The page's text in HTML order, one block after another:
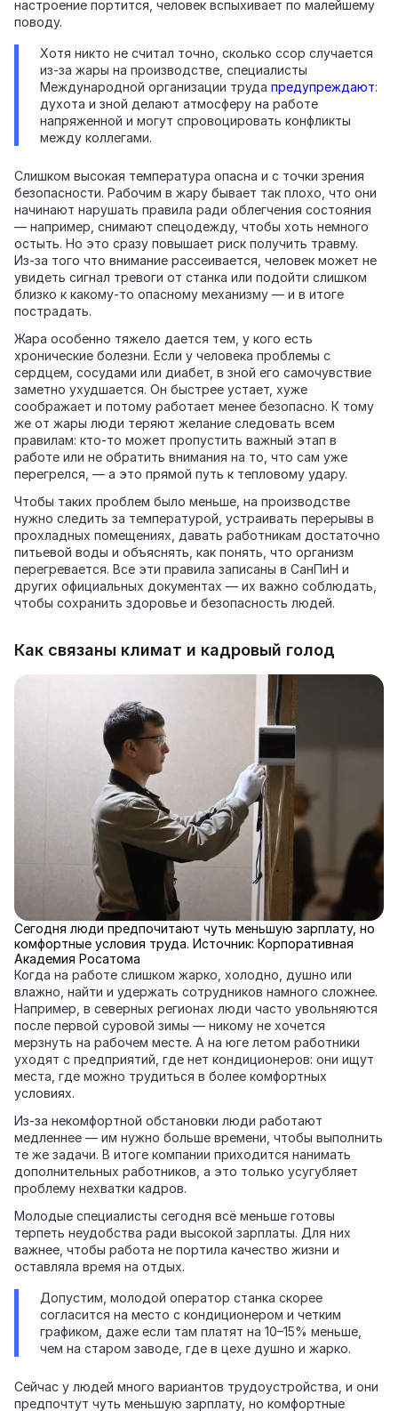
настроение портится, человек вспыхивает по малейшему
поводу.
Хотя никто не считал точно, сколько ссор случается
из‑за жары на производстве, специалисты
Международной организации труда предупреждают:
духота и зной делают атмосферу на работе
напряженной и могут спровоцировать конфликты
между коллегами.
Слишком высокая температура опасна и с точки зрения
безопасности. Рабочим в жару бывает так плохо, что они
начинают нарушать правила ради облегчения состояния
— например, снимают спецодежду, чтобы хоть немного
остыть. Но это сразу повышает риск получить травму.
Из‑за того что внимание рассеивается, человек может не
увидеть сигнал тревоги от станка или подойти слишком
близко к какому‑то опасному механизму — и в итоге
пострадать.
Жара особенно тяжело дается тем, у кого есть
хронические болезни. Если у человека проблемы с
сердцем, сосудами или диабет, в зной его самочувствие
заметно ухудшается. Он быстрее устает, хуже
соображает и потому работает менее безопасно. К тому
же от жары люди теряют желание следовать всем
правилам: кто‑то может пропустить важный этап в
работе или не обратить внимания на то, что сам уже
перегрелся, — а это прямой путь к тепловому удару.
Чтобы таких проблем было меньше, на производстве
нужно следить за температурой, устраивать перерывы в
прохладных помещениях, давать работникам достаточно
питьевой воды и объяснять, как понять, что организм
перегревается. Все эти правила записаны в СанПиН и
других официальных документах — их важно соблюдать,
чтобы сохранить здоровье и безопасность людей.
Как связаны климат и кадровый голод
Сегодня люди предпочитают чуть меньшую зарплату, но
комфортные условия труда. Источник: Корпоративная
Академия Росатома
Когда на работе слишком жарко, холодно, душно или
влажно, найти и удержать сотрудников намного сложнее.
Например, в северных регионах люди часто увольняются
после первой суровой зимы — никому не хочется
мерзнуть на рабочем месте. А на юге летом работники
уходят с предприятий, где нет кондиционеров: они ищут
места, где можно трудиться в более комфортных
условиях.
Из‑за некомфортной обстановки люди работают
медленнее — им нужно больше времени, чтобы выполнить
те же задачи. В итоге компании приходится нанимать
дополнительных работников, а это только усугубляет
проблему нехватки кадров.
Молодые специалисты сегодня всё меньше готовы
терпеть неудобства ради высокой зарплаты. Для них
важнее, чтобы работа не портила качество жизни и
оставляла время на отдых.
Допустим, молодой оператор станка скорее
согласится на место с кондиционером и четким
графиком, даже если там платят на 10–15% меньше,
чем на старом заводе, где в цехе душно и жарко.
Сейчас у людей много вариантов трудоустройства, и они
предпочтут чуть меньшую зарплату, но комфортные